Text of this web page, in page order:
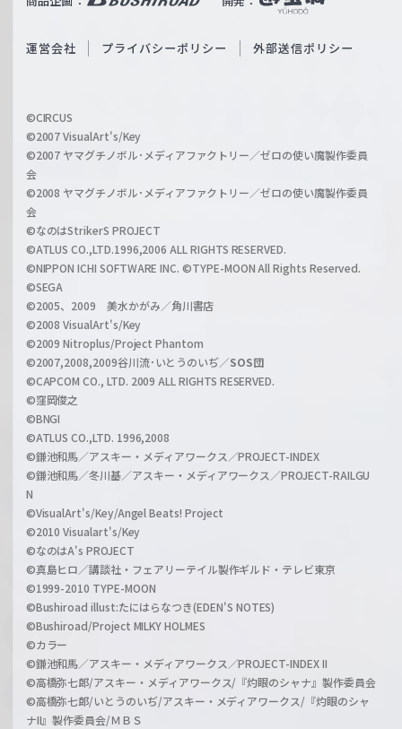
ß
c
a
r
z
O
i
l
h
a
n
l
運営会社 プライバシーポリシー 外部送信ポリシー
©CIRCUS
©2007 VisualArt's/Key
©2007 ヤマグチノボル･メディアファクトリー／ゼロの使い魔製作委員
会
©2008 ヤマグチノボル･メディアファクトリー／ゼロの使い魔製作委員
会
©なのはStrikerS PROJECT
©ATLUS CO.,LTD.1996,2006 ALL RIGHTS RESERVED.
©NIPPON ICHI SOFTWARE INC. ©TYPE-MOON All Rights Reserved.
©SEGA
©2005、2009 美水かがみ／角川書店
©2008 VisualArt's/Key
©2009 Nitroplus/Project Phantom
©2007,2008,2009谷川流･いとうのいぢ／SOS団
©CAPCOM CO., LTD. 2009 ALL RIGHTS RESERVED.
©窪岡俊之
©BNGI
©ATLUS CO.,LTD. 1996,2008
©鎌池和馬／アスキー・メディアワークス／PROJECT-INDEX
©鎌池和馬／冬川基／アスキー・メディアワークス／PROJECT-RAILGU
N
©VisualArt's/Key/Angel Beats! Project
©2010 Visualart's/Key
©なのはA's PROJECT
©真島ヒロ／講談社・フェアリーテイル製作ギルド・テレビ東京
©1999-2010 TYPE-MOON
©Bushiroad illust:たにはらなつき(EDEN'S NOTES)
©Bushiroad/Project MILKY HOLMES
©カラー
©鎌池和馬／アスキー・メディアワークス／PROJECT-INDEX II
©高橋弥七郎/アスキー・メディアワークス/『灼眼のシャナ』製作委員会
©高橋弥七郎/いとうのいぢ/アスキー・メディアワークス/『灼眼のシャ
ナII』製作委員会/ＭＢＳ